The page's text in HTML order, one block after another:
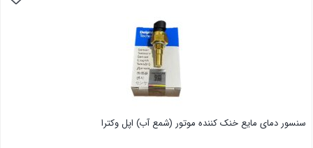
سنسور دمای مایع خنک کننده موتور (شمع آب) اپل وکترا